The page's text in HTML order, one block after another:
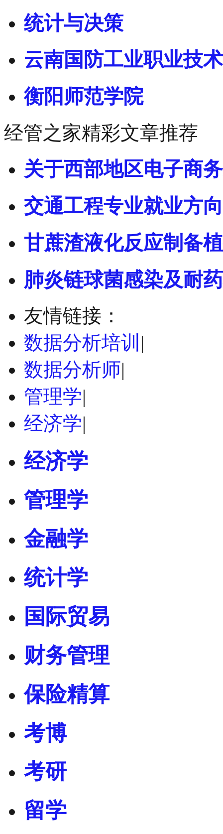
统计与决策
云南国防工业职业技
衡阳师范学院
经管之家精彩文章推荐
关于西部地区电子商
交通工程专业就业方
甘蔗渣液化反应制备
肺炎链球菌感染及耐
友情链接：
数据分析培训 |
数据分析师|
管理学|
经济学|
经济学
管理学
金融学
统计学
国际贸易
财务管理
保险精算
考博
考研
留学